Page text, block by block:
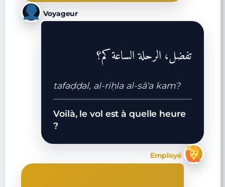
Voyageur
تفضل، الرحلة الساعة كم؟
tafaḍḍal, al-riḥla al-sā'a kam?
Voilà, le vol est à quelle heure
?
Employé